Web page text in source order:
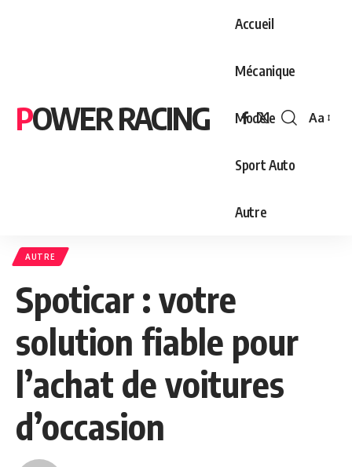
POWER RACING
Accueil
Mécanique
Modèle
Sport Auto
Autre
Font
Aa
AUTRE
Spoticar : votre
solution fiable pour
l’achat de voitures
d’occasion